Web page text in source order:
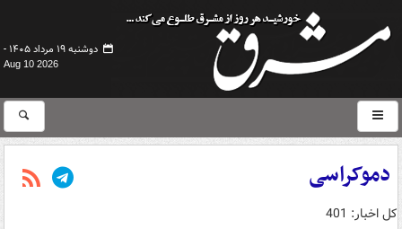
دوشنبه ۱۹ مرداد ۱۴۰۵ -
Aug 10 2026
دموکراسی
کل اخبار: 401